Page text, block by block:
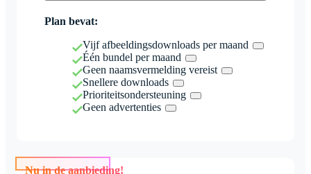
Plan bevat:
Vijf afbeeldingsdownloads per maand
Één bundel per maand
Geen naamsvermelding vereist
Snellere downloads
Prioriteitsondersteuning
Geen advertenties
Nu in de aanbieding!